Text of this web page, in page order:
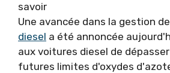
savoir
Une avancée dans la gestion
diesel a été annoncée
aux voitures diesel de
futures limites d'oxydes